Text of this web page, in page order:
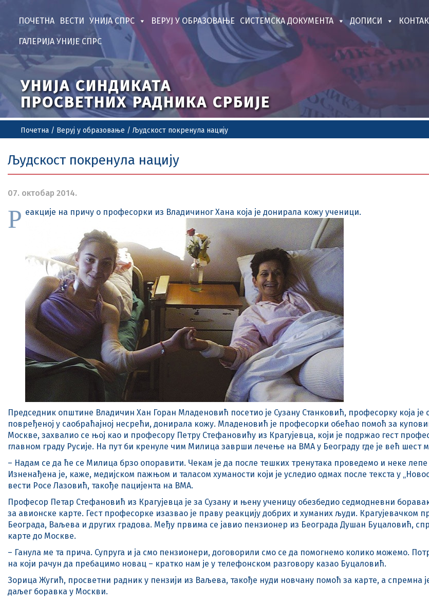
ПОЧЕТНА ВЕСТИ УНИЈА СПРС ВЕРУЈ У ОБРАЗОВАЊЕ СИСТЕМСКА ДОКУМЕНТА ДОПИСИ
ГАЛЕРИЈА УНИЈЕ СПРС
УНИЈА СИНДИКАТА
ПРОСВЕТНИХ РАДНИКА СРБИЈЕ
Почетна / Веруј у образовање / Људскост покренула нацију
Људскост покренула нацију
07. октобар 2014.
Р еакције на причу о професорки из Владичиног Хана која је донирала кожу ученици.
Председник општине Владичин Хан Горан Младеновић посетио је Сузану Станковић, професорку која је
повређеној у саобраћајној несрећи, донирала кожу. Младеновић је професорки обећао помоћ за
Москве, захвалио се њој као и професору Петру Стефановићу из Крагујевца, који је подржао гест
главном граду Русије. На пут би кренуле чим Милица заврши лечење на ВМА у Београду где је већ шест
– Надам се да ће се Милица брзо опоравити. Чекам је да после тешких тренутака проведемо и неке
Изненађена је, каже, медијском пажњом и таласом хуманости који је уследио одмах после текста у
вести Росе Лазовић, такође пацијента на ВМА.
Професор Петар Стефановић из Крагујевца је за Сузану и њену ученицу обезбедио седмодневни
за авионске карте. Гест професорке изазвао је праву реакцију добрих и хуманих људи. Крагујевачком
Београда, Ваљева и других градова. Међу првима се јавио пензионер из Београда Душан Буцаловић,
карте до Москве.
– Ганула ме та прича. Супруга и ја смо пензионери, договорили смо се да помогнемо колико можемо.
на који рачун да пребацимо новац – кратко нам је у телефонском разговору казао Буцаловић.
Зорица Жугић, просветни радник у пензији из Ваљева, такође нуди новчану помоћ за карте, а спремна
даљег боравка у Москви.